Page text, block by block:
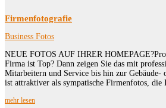
Firmenfotografie
Business Fotos
NEUE FOTOS AUF IHRER
Firma ist Top? Dann zeigen Sie das mit
Mitarbeitern und Service bis hin zur Gebäude-
ist attraktiver als sympatische Firmenfotos, die
mehr lesen